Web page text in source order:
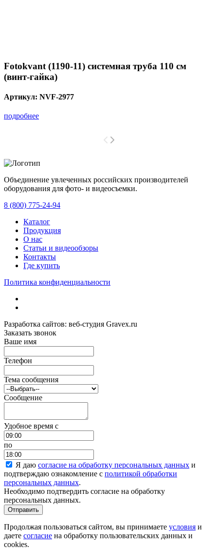
Fotokvant (1190-11) системная труба 110 см
(винт-гайка)
Артикул: NVF-2977
подробнее
Объединение увлеченных российских производителей
оборудования для фото- и видеосъемки.
8 (800) 775-24-94
Каталог
Продукция
О нас
Статьи и видеообзоры
Контакты
Где купить
Политика конфиденциальности
Разработка сайтов: веб-студия Gravex.ru
Заказать звонок
Ваше имя
Телефон
Тема сообщения
Сообщение
Удобное время c
по
Я даю согласие на обработку персональных данных и
подтверждаю ознакомление с политикой обработки
персональных данных.
Необходимо подтвердить согласие на обработку
персональных данных.
Отправить
Продолжая пользоваться сайтом, вы принимаете условия и
даете согласие на обработку пользовательских данных и
cookies.